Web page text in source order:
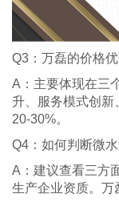
Q3：万磊的价格
A：主要体现在三
升、服务模式创
20-30%。
Q4：如何判断微
A：建议查看三方
生产企业资质。万